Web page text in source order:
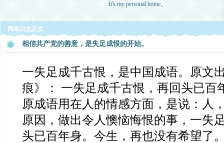
It's my personal home。
网络日志正文
相信共产党的善意，是失足成恨的开始。
一失足成千古恨，是中国成语。原文
痕》： 一失足成千古恨，再回头已百
原成语用在人的情感方面，是说：人
原因，做出令人懊恼悔恨的事，一失
头已百年身。今生，再也没有希望了